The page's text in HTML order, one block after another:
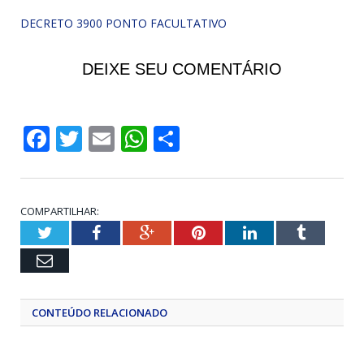
DECRETO 3900 PONTO FACULTATIVO
DEIXE SEU COMENTÁRIO
Facebook
Twitter
EmailWhatsApp
COMPARTILHAR:
TwitterFacebookGoogle+PinterestLinkedInTumblr
Email
CONTEÚDO RELACIONADO